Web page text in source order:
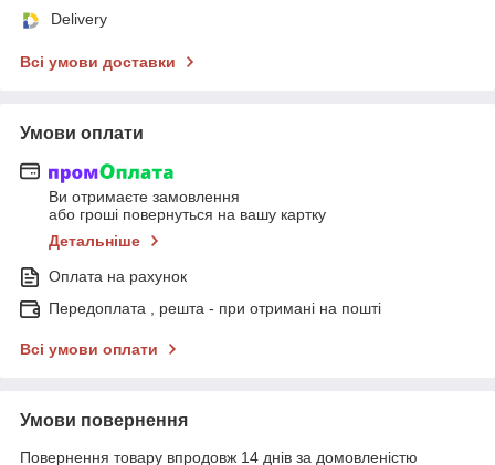
Delivery
Всі умови доставки
Умови оплати
Ви отримаєте замовлення
або гроші повернуться на вашу картку
Детальніше
Оплата на рахунок
Передоплата , решта - при отримані на пошті
Всі умови оплати
Умови повернення
Повернення товару впродовж 14 днів за домовленістю